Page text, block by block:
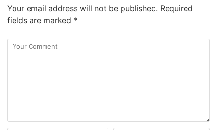
Your email address will not be published. Required
fields are marked *